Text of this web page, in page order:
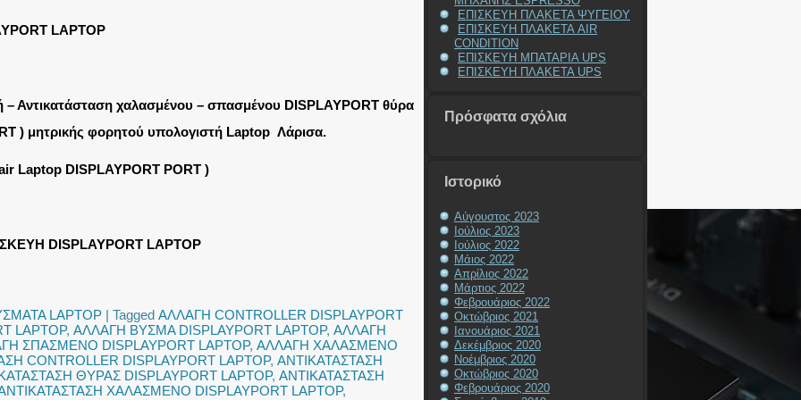
LAPTOP
– Αντικατάσταση χαλασμένου – σπασμένου DISPLAYPORT θύρα
) μητρικής φορητού υπολογιστή Laptop Λάρισα.
Laptop DISPLAYPORT PORT )
DISPLAYPORT LAPTOP
LAPTOP | Tagged ΑΛΛΑΓΗ CONTROLLER DISPLAYPORT
LAPTOP, ΑΛΛΑΓΗ ΒΥΣΜΑ DISPLAYPORT LAPTOP, ΑΛΛΑΓΗ
ΣΠΑΣΜΕΝΟ DISPLAYPORT LAPTOP, ΑΛΛΑΓΗ ΧΑΛΑΣΜΕΝΟ
CONTROLLER DISPLAYPORT LAPTOP, ΑΝΤΙΚΑΤΑΣΤΑΣΗ
ΘΥΡΑΣ DISPLAYPORT LAPTOP, ΑΝΤΙΚΑΤΑΣΤΑΣΗ
ΧΑΛΑΣΜΕΝΟ DISPLAYPORT LAPTOP,
ΕΠΙΣΚΕΥΗ ΠΛΑΚΕΤΑ ΨΥΓΕΙΟΥ
ΕΠΙΣΚΕΥΗ ΠΛΑΚΕΤΑ AIR
CONDITION
ΕΠΙΣΚΕΥΗ ΜΠΑΤΑΡΙΑ UPS
ΕΠΙΣΚΕΥΗ ΠΛΑΚΕΤΑ UPS
Πρόσφατα σχόλια
Ιστορικό
Αύγουστος 2023
Ιούλιος 2023
Ιούλιος 2022
Μάιος 2022
Απρίλιος 2022
Μάρτιος 2022
Φεβρουάριος 2022
Οκτώβριος 2021
Ιανουάριος 2021
Δεκέμβριος 2020
Νοέμβριος 2020
Οκτώβριος 2020
Φεβρουάριος 2020